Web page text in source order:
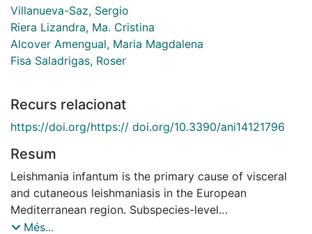
Villanueva-Saz, Sergio
Riera Lizandra, Ma. Cristina
Alcover Amengual, Maria Magdalena
Fisa Saladrigas, Roser
Recurs relacionat
https://doi.org/https:// doi.org/10.3390/ani14121796
Resum
Leishmania infantum is the primary cause of visceral
and cutaneous leishmaniasis in the European
Mediterranean region. Subspecies-level
characterization of L. infantum aids epidemiological
Més...